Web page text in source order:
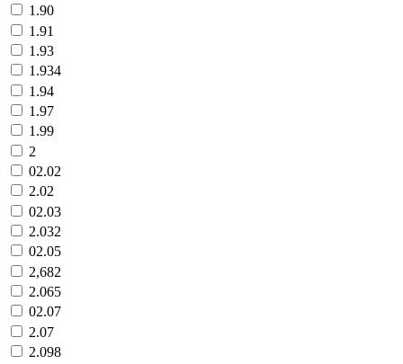
1.90
1.91
1.93
1.934
1.94
1.97
1.99
2
02.02
2.02
02.03
2.032
02.05
2,682
2.065
02.07
2.07
2.098